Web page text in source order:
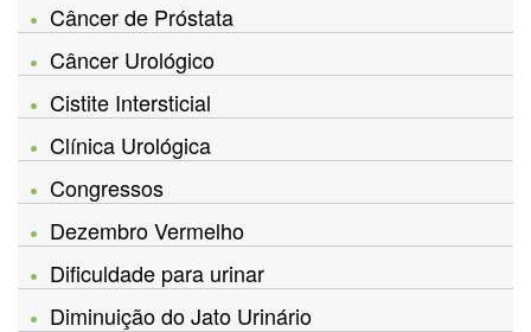
Câncer de Próstata
Câncer Urológico
Cistite Intersticial
Clínica Urológica
Congressos
Dezembro Vermelho
Dificuldade para urinar
Diminuição do Jato Urinário